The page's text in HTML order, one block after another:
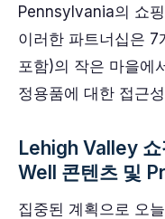
Pennsylvania의 쇼
이러한 파트너십은
포함)의 작은 마을에
정용품에 대한 접근
Lehigh Valley
Well 콘텐츠 및
집중된 계획으로 오